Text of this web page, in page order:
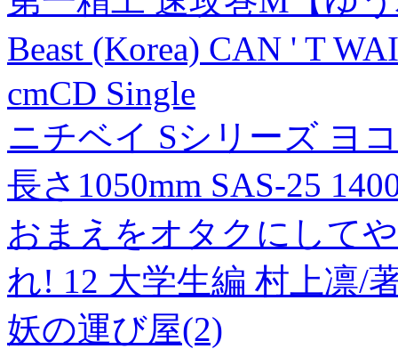
Beast (Korea) CAN ' T
cmCD Single
ニチベイ Sシリーズ ヨ
長さ1050mm SAS-25
おまえをオタクにして
れ! 12 大学生編 村上凛/
妖の運び屋(2)